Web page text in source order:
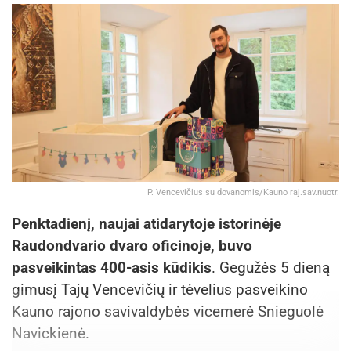
P. Vencevičius su dovanomis/Kauno raj.sav.nuotr.
Penktadienį, naujai atidarytoje istorinėje
Raudondvario dvaro oficinoje, buvo
pasveikintas 400-asis kūdikis. Gegužės 5 dieną
gimusį Tajų Vencevičių ir tėvelius pasveikino
Kauno rajono savivaldybės vicemerė Snieguolė
Navickienė.